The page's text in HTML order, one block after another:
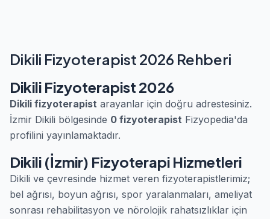
Dikili Fizyoterapist 2026 Rehberi
Dikili Fizyoterapist 2026
Dikili fizyoterapist arayanlar için doğru adrestesiniz.
İzmir Dikili bölgesinde 0 fizyoterapist Fizyopedia'da
profilini yayınlamaktadır.
Dikili (İzmir) Fizyoterapi Hizmetleri
Dikili ve çevresinde hizmet veren fizyoterapistlerimiz;
bel ağrısı, boyun ağrısı, spor yaralanmaları, ameliyat
sonrası rehabilitasyon ve nörolojik rahatsızlıklar için